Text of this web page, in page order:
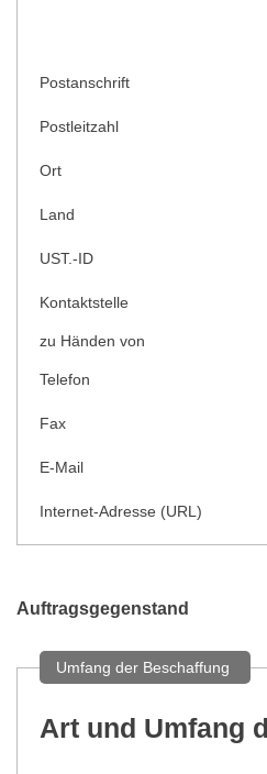
Postanschrift
Postleitzahl
Ort
Land
UST.-ID
Kontaktstelle
zu Händen von
Telefon
Fax
E-Mail
Internet-Adresse (URL)
Auftragsgegenstand
Umfang der Beschaffung
Art und Umfang